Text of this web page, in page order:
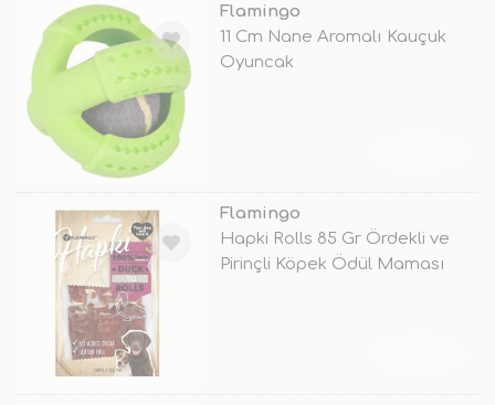
Flamingo
11 Cm Nane Aromalı Kauçuk
Oyuncak
Flamingo
Hapki Rolls 85 Gr Ördekli ve
Pirinçli Köpek Ödül Maması